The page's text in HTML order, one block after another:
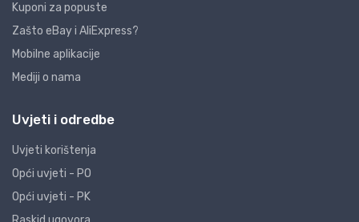
Kuponi za popuste
Zašto eBay i AliExpress?
Mobilne aplikacije
Mediji o nama
Uvjeti i odredbe
Uvjeti korištenja
Opći uvjeti - PO
Opći uvjeti - PK